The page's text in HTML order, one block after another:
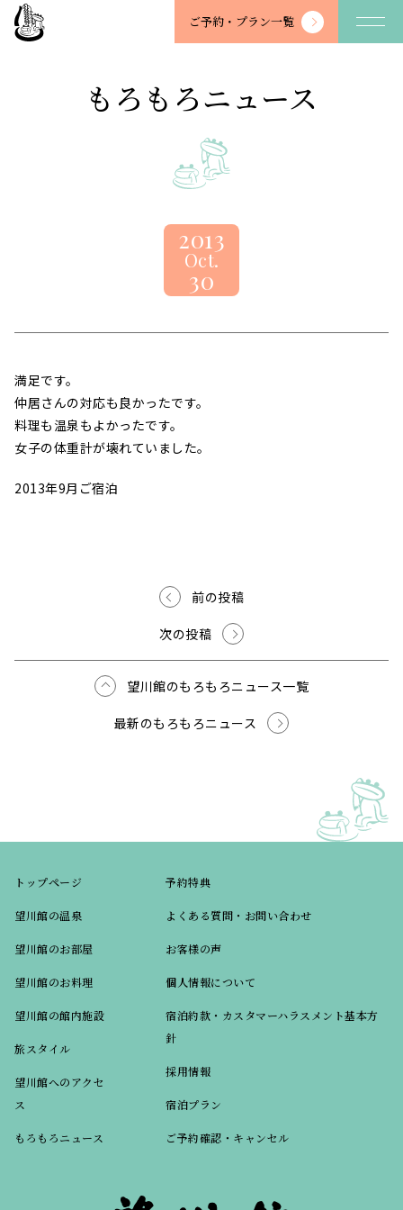
望
川
ご予約・ プラン一覧
もろもろニュース
2013
Oct.
30
満足です。
仲居さんの対応も良かったです。
料理も温泉もよかったです。
女子の体重計が壊れていました。
2013年9月ご宿泊
前の投稿
次の投稿
望川館のもろもろニュース一覧
最新のもろもろニュース
トップページ
望川館の温泉
望川館のお部屋
望川館のお料理
望川館の館内施設
旅スタイル
望川館へのアクセ
ス
もろもろニュース
予約特典
よくある質問・お問い合わせ
お客様の声
個人情報について
宿泊約款・カスタマーハラスメント基本方
針
採用情報
宿泊プラン
ご予約確認・キャンセル